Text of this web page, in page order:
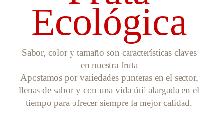
Ecológica
Sabor, color y tamaño son características claves
en nuestra fruta
Apostamos por variedades punteras en el sector,
llenas de sabor y con una vida útil alargada en el
tiempo para ofrecer siempre la mejor calidad.